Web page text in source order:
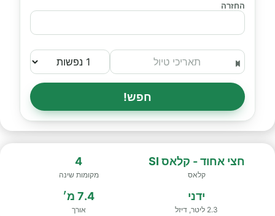
החזרה
חפש!
חצי אחוד - קלאס SI
קלאס
4
מקומות שינה
ידני
2.3 ליטר, דיזל
7.4 מ׳
אורך